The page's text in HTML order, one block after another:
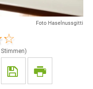
Foto Haselnussgitti
Stimmen)